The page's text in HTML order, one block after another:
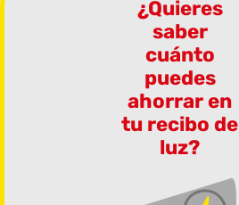
¿Quieres
saber
cuánto
puedes
ahorrar en
tu recibo de
luz?